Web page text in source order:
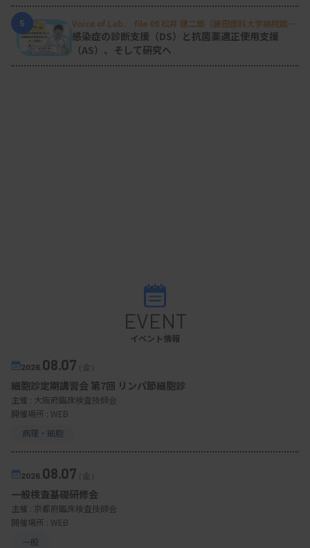
5
Voice of Lab. file 09 松井 建二郎（藤田医科大学病院臨床
検査部微生物遺伝子検査室）
感染症の診断支援（DS）と抗菌薬適正使用支援
（AS）、そして研究へ
EVENT
イベント情報
2026. 08.07（金）
細胞診定期講習会 第7回 リンパ節細胞診
主催 : 大阪府臨床検査技師会
開催場所 : WEB
病理・細胞
2026. 08.07（金）
一般検査基礎研修会
主催 : 京都府臨床検査技師会
開催場所 : WEB
一般